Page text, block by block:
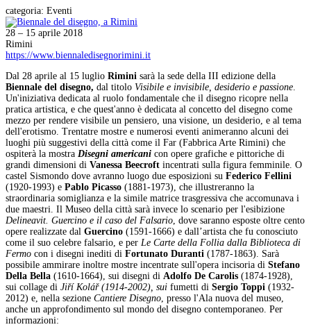
categoria: Eventi
28 – 15 aprile 2018
Rimini
https://www.biennaledisegnorimini.it
Dal 28 aprile al 15 luglio Rimini sarà la sede della III edizione della
Biennale del disegno, dal titolo Visibile e invisibile, desiderio e passione.
Un'iniziativa dedicata al ruolo fondamentale che il disegno ricopre nella
pratica artistica, e che quest'anno è dedicata al concetto del disegno come
mezzo per rendere visibile un pensiero, una visione, un desiderio, e al tema
dell'erotismo. Trentatre mostre e numerosi eventi animeranno alcuni dei
luoghi più suggestivi della città come il Far (Fabbrica Arte Rimini) che
ospiterà la mostra Disegni americani con opere grafiche e pittoriche di
grandi dimensioni di Vanessa Beecroft incentrati sulla figura femminile. O
castel Sismondo dove avranno luogo due esposizioni su Federico Fellini
(1920-1993) e Pablo Picasso (1881-1973), che illustreranno la
straordinaria somiglianza e la simile matrice trasgressiva che accomunava i
due maestri. Il Museo della città sarà invece lo scenario per l'esibizione
Delineavit. Guercino e il caso del Falsario, dove saranno esposte oltre cento
opere realizzate dal Guercino (1591-1666) e dall’artista che fu conosciuto
come il suo celebre falsario, e per Le Carte della Follia dalla Biblioteca di
Fermo con i disegni inediti di Fortunato Duranti (1787-1863). Sarà
possibile ammirare inoltre mostre incentrate sull'opera incisoria di Stefano
Della Bella (1610-1664), sui disegni di Adolfo De Carolis (1874-1928),
sui collage di Jiří Kolář (1914-2002), sui fumetti di Sergio Toppi (1932-
2012) e, nella sezione Cantiere Disegno, presso l'Ala nuova del museo,
anche un approfondimento sul mondo del disegno contemporaneo. Per
informazioni: